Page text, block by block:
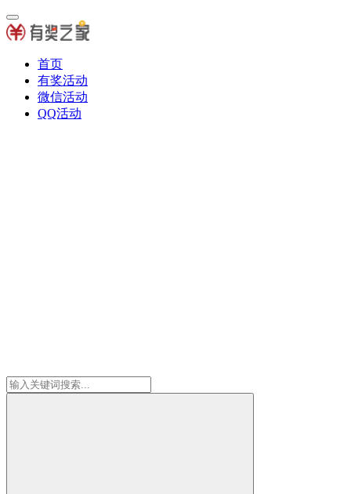
首页
有奖活动
微信活动
QQ活动